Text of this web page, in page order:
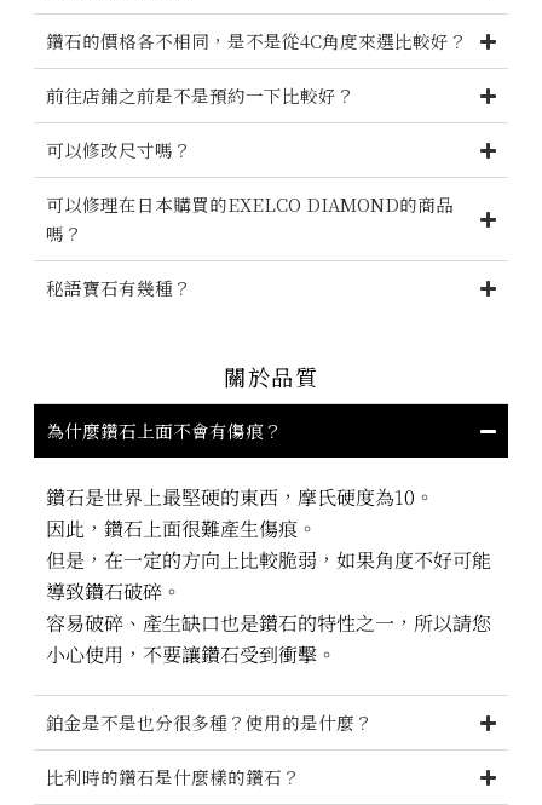
鑽石的價格各不相同，是不是從4C角度來選比較好？
前往店鋪之前是不是預約一下比較好？
可以修改尺寸嗎？
可以修理在日本購買的EXELCO DIAMOND的商品
嗎？
秘語寶石有幾種？
關於品質
為什麼鑽石上面不會有傷痕？
鑽石是世界上最堅硬的東西，摩氏硬度為10。
因此，鑽石上面很難產生傷痕。
但是，在一定的方向上比較脆弱，如果角度不好可能
導致鑽石破碎。
容易破碎、產生缺口也是鑽石的特性之一，所以請您
小心使用，不要讓鑽石受到衝擊。
鉑金是不是也分很多種？使用的是什麼？
比利時的鑽石是什麼樣的鑽石？